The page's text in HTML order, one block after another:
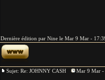
Dernière édition par Nine le Mar 9 Mar -
Sujet: Re: JOHNNY CASH Mar 9 Mar -